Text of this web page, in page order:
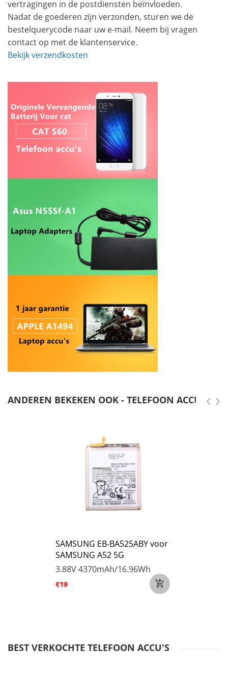
vertragingen in de postdiensten beïnvloeden.
Nadat de goederen zijn verzonden, sturen we de
bestelquerycode naar uw e-mail. Neem bij vragen
contact op met de klantenservice.
Bekijk verzendkosten
ANDEREN BEKEKEN OOK - TELEFOON ACCU'S
SAMSUNG EB-BA525ABY voor
SAMSUNG A52 5G
3.88V4370mAh/16.96Wh
€19
BEST VERKOCHTE TELEFOON ACCU'S